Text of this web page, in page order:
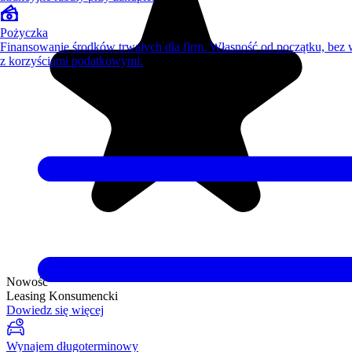
Nowość
Leasing Konsumencki
Dowiedz się więcej
Wynajem długoterminowy
Pożyczka
Finansowanie środków trwałych dla firm. Własność od początku, bez
z korzyściami podatkowymi.